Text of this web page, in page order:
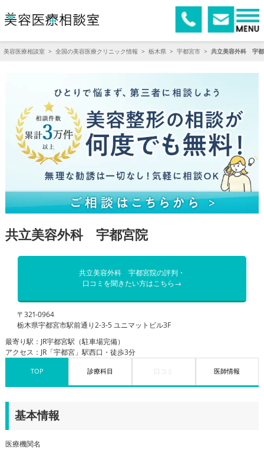
美容医療相談室 > 全国の美容医療クリニック情報 > 栃木県 > 宇都宮市 > 共立美容外科 宇
共立美容外科 宇都宮院
共立美容外科 宇都宮院の評判・
口コミを聞きたい方はこちら→
〒321-0964
栃木県宇都宮市駅前通り2-3-5 ユニマットビル3F
最寄り駅：JR宇都宮駅（駐車場完備）
アクセス：JR「宇都宮」駅西口・徒歩3分
TOP 診療科目 口コミ 医師情報
基本情報
医療機関名